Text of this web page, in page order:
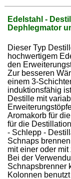
Edelstahl -
Dephlegmator
Dieser Typ
hochwertigem
den
Zur besseren
einem 3-
induktionsfähig
Destille mit
Aromakorb für
für die
- Schlepp -
Schnaps
mit einer oder
Bei der
Schnapsbrenner
Kolonnen